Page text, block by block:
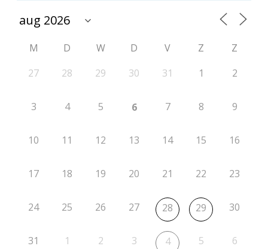
a
t
i
I
A
M D W D V Z
Z
27
28 29 30 31 1 2
3 4 5 6 7 8 9
10 11 12 13 14 15 16
17 18 19 20 21 22 23
24 25 26 27 28 29 30
31 1 2 3 4 5 6